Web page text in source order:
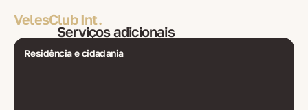
VelesClub Int.
Serviços adicionais
Residência e cidadania